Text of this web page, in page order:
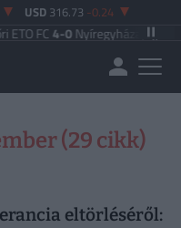
USD 316.73 -0.24
FC 4-0Nyíregyháza|Újpest FC
(29 cikk)
eltörléséről: